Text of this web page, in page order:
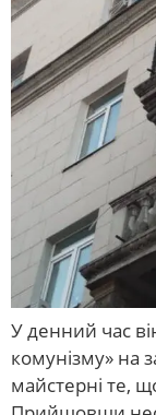
У денний час
комунізму» на
майстерні те,